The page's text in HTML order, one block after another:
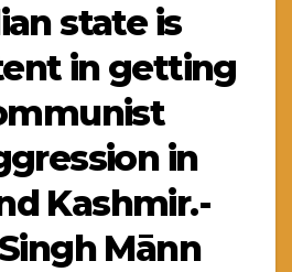
state is
in getting
in
Kashmir.-
Mānn